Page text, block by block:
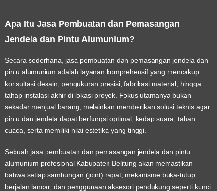
Apa Itu Jasa Pembuatan dan Pemasangan
Jendela dan Pintu Alumunium?
Secara sederhana, jasa pembuatan dan pemasangan jendela dan
pintu alumunium adalah layanan komprehensif yang mencakup
konsultasi desain, pengukuran presisi, fabrikasi material, hingga
tahap instalasi akhir di lokasi proyek. Fokus utamanya bukan
sekadar menjual barang, melainkan memberikan solusi teknis agar
pintu dan jendela dapat berfungsi optimal, kedap suara, tahan
cuaca, serta memiliki nilai estetika yang tinggi.
Sebuah jasa pembuatan dan pemasangan jendela dan pintu
alumunium profesional Kabupaten Belitung akan memastikan
bahwa setiap sambungan (joint) rapat, mekanisme buka-tutup
berjalan lancar, dan penggunaan aksesori pendukung seperti kunci